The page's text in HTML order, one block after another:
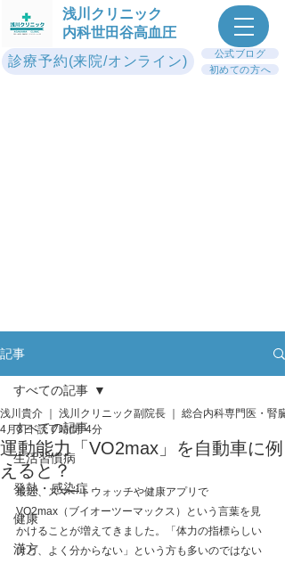
浅川クリニック
内科世田谷高血圧
診療予約(来院/オンライン)
公式ブログ
初めての方へ
記事
すべての記事
生活習慣病
発熱・感染症
健康
漢方
すべての記事
運動能力「VO2max」を自動車に例
えると？
浅川貴介 ｜ 浅川クリニック副院長 ｜ 総合内科専門医・腎
4月3日 読了時間: 4分
最近、スマートウォッチや健康アプリで
VO2max（ブイオーツーマックス）という言葉を見
かけることが増えてきました。「体力の指標らしい
けど、よく分からない」という方も多いのではない